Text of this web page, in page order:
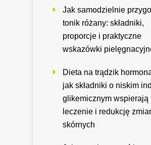
Jak samodzielnie
tonik różany: składniki,
proporcje i praktyczne
wskazówki
Dieta na trądzik
jak składniki o niskim
glikemicznym wspierają
leczenie i redukcję
skórnych